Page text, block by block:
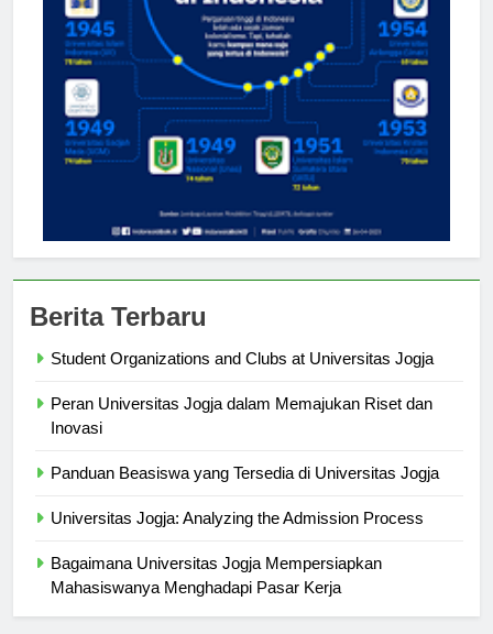
Berita Terbaru
Peran Universitas Jogja dalam Memajukan Riset dan
Bagaimana Universitas Jogja Mempersiapkan